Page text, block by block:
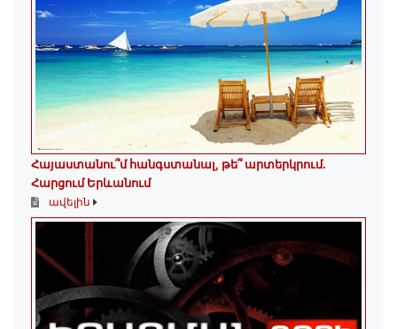
Հայաստանու՞մ հանգստանալ, թե՞ արտերկրում.
Հարցում Երևանում
ավելին